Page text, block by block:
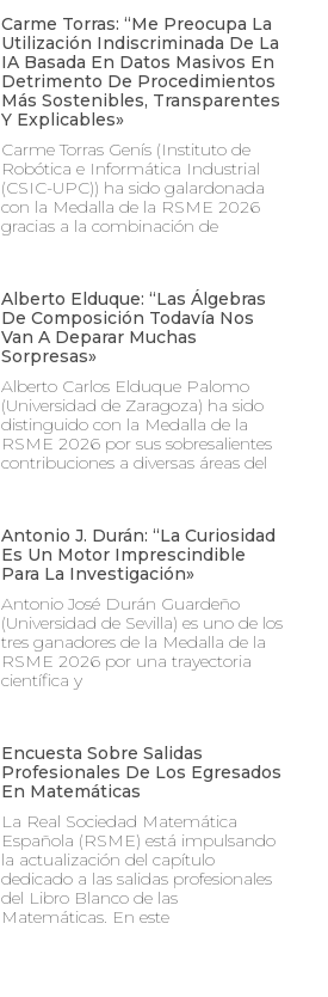
Carme Torras: “Me Preocupa La
Utilización Indiscriminada De La
IA Basada En Datos Masivos En
Detrimento De Procedimientos
Más Sostenibles, Transparentes
Y Explicables»
Carme Torras Genís (Instituto de
Robótica e Informática Industrial
(CSIC-UPC)) ha sido galardonada
con la Medalla de la RSME 2026
gracias a la combinación de
Alberto Elduque: “Las Álgebras
De Composición Todavía Nos
Van A Deparar Muchas
Sorpresas»
Alberto Carlos Elduque Palomo
(Universidad de Zaragoza) ha sido
distinguido con la Medalla de la
RSME 2026 por sus sobresalientes
contribuciones a diversas áreas del
Antonio J. Durán: “La Curiosidad
Es Un Motor Imprescindible
Para La Investigación»
Antonio José Durán Guardeño
(Universidad de Sevilla) es uno de los
tres ganadores de la Medalla de la
RSME 2026 por una trayectoria
científica y
Encuesta Sobre Salidas
Profesionales De Los Egresados
En Matemáticas
La Real Sociedad Matemática
Española (RSME) está impulsando
la actualización del capítulo
dedicado a las salidas profesionales
del Libro Blanco de las
Matemáticas. En este